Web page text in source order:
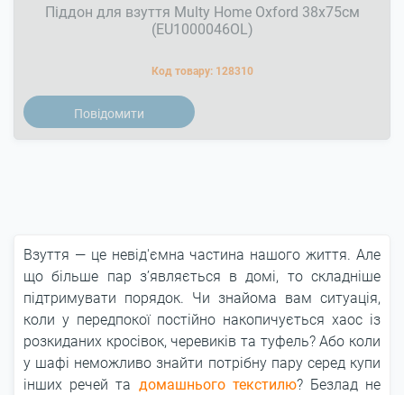
Піддон для взуття Multy Home Oxford 38x75см
(EU1000046OL)
Код товару: 128310
Повідомити
Взуття ― це невід'ємна частина нашого життя. Але
що більше пар з’являється в домі, то складніше
підтримувати порядок. Чи знайома вам ситуація,
коли у передпокої постійно накопичується хаос із
розкиданих кросівок, черевиків та туфель? Або коли
у шафі неможливо знайти потрібну пару серед купи
інших речей та домашнього текстилю? Безлад не